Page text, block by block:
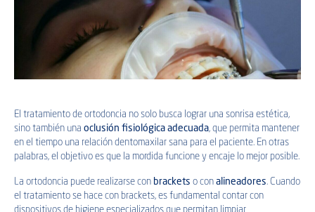
El tratamiento de ortodoncia no solo busca lograr una sonrisa estética,
sino también una oclusión fisiológica adecuada, que permita mantener
en el tiempo una relación dentomaxilar sana para el paciente. En otras
palabras, el objetivo es que la mordida funcione y encaje lo mejor posible.
La ortodoncia puede realizarse con brackets o con alineadores. Cuando
el tratamiento se hace con brackets, es fundamental contar con